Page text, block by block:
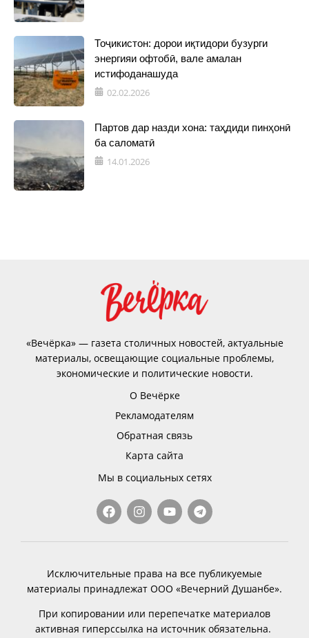
Тоҷикистон: дорои иқтидори бузурги
энергияи офтобӣ, вале амалан
истифоданашуда
02.02.2026
Партов дар назди хона: таҳдиди пинҳонӣ
ба саломатӣ
14.01.2026
«Вечёрка» — газета столичных новостей, актуальные
материалы, освещающие социальные проблемы,
экономические и политические новости.
О Вечёрке
Рекламодателям
Обратная связь
Карта сайта
Мы в социальных сетях
Исключительные права на все публикуемые
материалы принадлежат ООО «Вечерний Душанбе».
При копировании или перепечатке материалов
активная гиперссылка на источник обязательна.